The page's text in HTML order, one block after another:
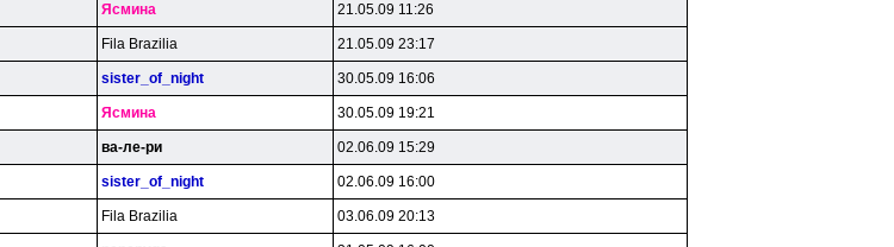
Яcминa 21.05.09 11:26
Fila Brazilia 21.05.09 23:17
sister_of_night 30.05.09 16:06
Яcминa 30.05.09 19:21
вa-лe-pи 02.06.09 15:29
sister_of_night 02.06.09 16:00
Fila Brazilia 03.06.09 20:13